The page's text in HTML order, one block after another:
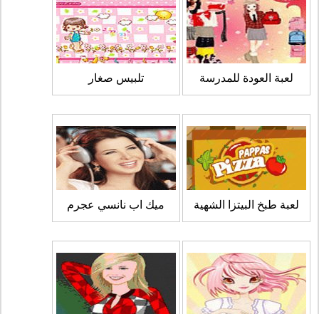
لعبة العودة للمدرسة تلبيس صغار
لعبة طبخ البيتزا الشهية ميك اب نانسي عجرم